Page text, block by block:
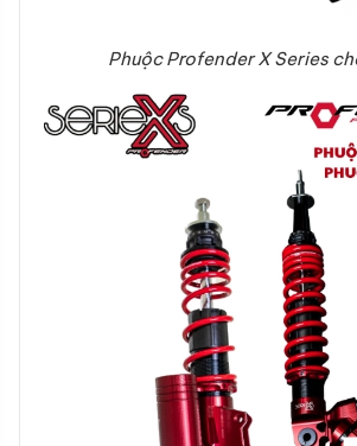
Phuộc Profender X Series